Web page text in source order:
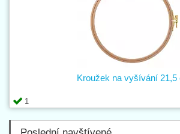
1
Kroužek na vyšívání 21,5